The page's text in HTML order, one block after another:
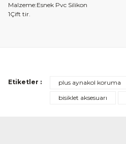
Malzeme:Esnek Pvc Silikon
1Çift tir.
Etiketler : plus aynakol koruma
bisiklet aksesuarı